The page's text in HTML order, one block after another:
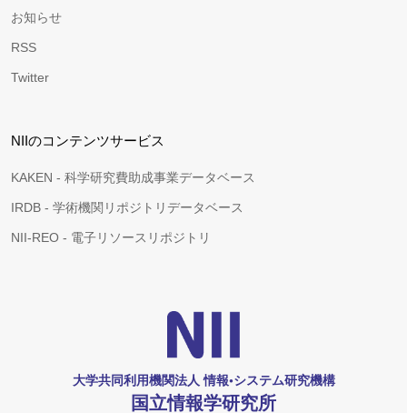
お知らせ
RSS
Twitter
NIIのコンテンツサービス
KAKEN - 科学研究費助成事業データベース
IRDB - 学術機関リポジトリデータベース
NII-REO - 電子リソースリポジトリ
大学共同利用機関法人 情報•システム研究機構
国立情報学研究所